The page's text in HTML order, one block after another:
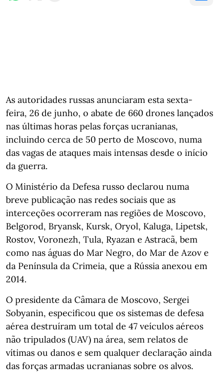
As autoridades russas anunciaram esta sexta-
feira, 26 de junho, o abate de 660 drones lançados
nas últimas horas pelas forças ucranianas,
incluindo cerca de 50 perto de Moscovo, numa
das vagas de ataques mais intensas desde o início
da guerra.
O Ministério da Defesa russo declarou numa
breve publicação nas redes sociais que as
interceções ocorreram nas regiões de Moscovo,
Belgorod, Bryansk, Kursk, Oryol, Kaluga, Lipetsk,
Rostov, Voronezh, Tula, Ryazan e Astracã, bem
como nas águas do Mar Negro, do Mar de Azov e
da Península da Crimeia, que a Rússia anexou em
2014.
O presidente da Câmara de Moscovo, Sergei
Sobyanin, especificou que os sistemas de defesa
aérea destruíram um total de 47 veículos aéreos
não tripulados (UAV) na área, sem relatos de
vítimas ou danos e sem qualquer declaração ainda
das forças armadas ucranianas sobre os alvos.